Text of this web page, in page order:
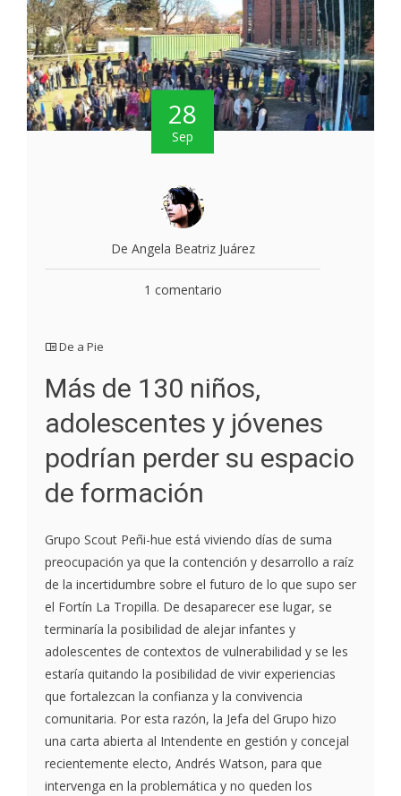
28
Sep
De Angela Beatriz Juárez
1 comentario
De a Pie
Más de 130 niños,
adolescentes y jóvenes
podrían perder su espacio
de formación
Grupo Scout Peñi-hue está viviendo días de suma
preocupación ya que la contención y desarrollo a raíz
de la incertidumbre sobre el futuro de lo que supo ser
el Fortín La Tropilla. De desaparecer ese lugar, se
terminaría la posibilidad de alejar infantes y
adolescentes de contextos de vulnerabilidad y se les
estaría quitando la posibilidad de vivir experiencias
que fortalezcan la confianza y la convivencia
comunitaria. Por esta razón, la Jefa del Grupo hizo
una carta abierta al Intendente en gestión y concejal
recientemente electo, Andrés Watson, para que
intervenga en la problemática y no queden los